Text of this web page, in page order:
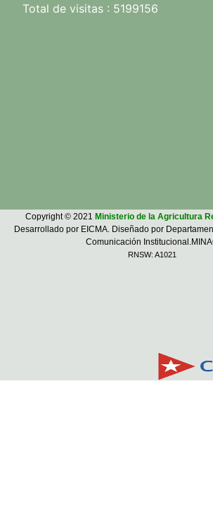
Total de visitas : 5199156
Copyright © 2021 Ministerio de la Agricultura
Desarrollado por EICMA. Diseñado por
Comunicación
RNSW: A1021